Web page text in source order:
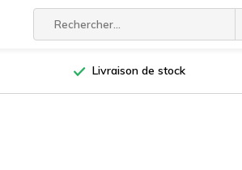
Livraison de stock